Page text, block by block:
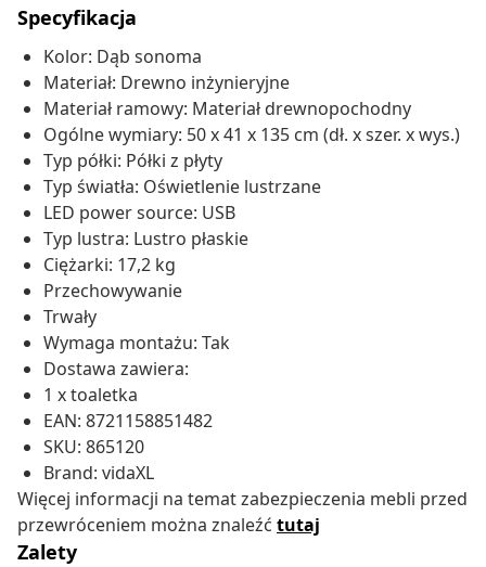
Specyfikacja
Kolor: Dąb sonoma
Materiał: Drewno inżynieryjne
Materiał ramowy: Materiał drewnopochodny
Ogólne wymiary: 50 x 41 x 135 cm (dł. x szer. x wys.)
Typ półki: Półki z płyty
Typ światła: Oświetlenie lustrzane
LED power source: USB
Typ lustra: Lustro płaskie
Ciężarki: 17,2 kg
Przechowywanie
Trwały
Wymaga montażu: Tak
Dostawa zawiera:
1 x toaletka
EAN: 8721158851482
SKU: 865120
Brand: vidaXL
Więcej informacji na temat zabezpieczenia mebli przed
przewróceniem można znaleźć tutaj
Zalety